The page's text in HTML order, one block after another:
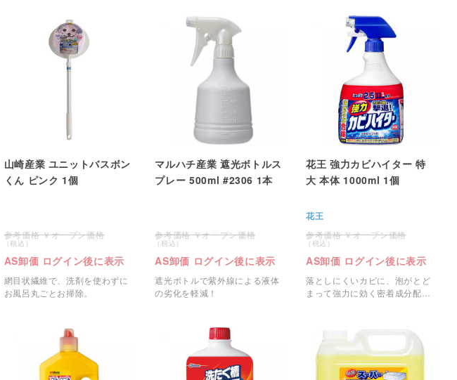
山崎産業 ユニットバスボン
くん ピンク 1個
オープン価格
AS卸価 ログイン後に表示
網目状繊維で、洗剤を使わずに
お風呂丸ごとお掃除。
マルハチ産業 遮光ボトルス
プレー 500ml #2306 1本
オープン価格
AS卸価 ログイン後に表示
遮光ボトルで紫外線による液体
の劣化を軽減！
花王 強力カビハイター 特
大 本体 1000ml 1個
花王
オープン価格
AS卸価 ログイン後に表示
落としにくいカビに、泡がとど
まって強力に効く密着成分配